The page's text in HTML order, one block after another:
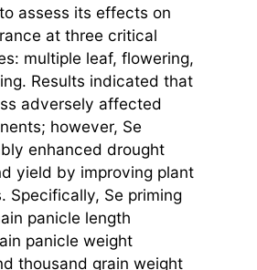
assess its effects on
at three critical
multiple leaf, flowering,
Results indicated that
adversely affected
however, Se
enhanced drought
yield by improving plant
Specifically, Se priming
panicle length
panicle weight
thousand grain weight